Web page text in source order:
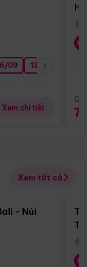
09 13/09
Xem chi tiết
Xem tất cả
Điểm nổi bật
- Núi